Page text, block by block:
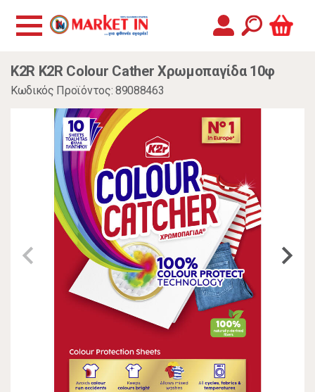
K2R K2R Colour Cather Χρωμοπαγίδα 10φ
Κωδικός Προϊόντος: 89088463